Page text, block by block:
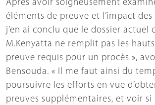
Après avoir soigneusement
éléments de preuve et l’impact
j’en ai conclu que le dossier actuel
M.Kenyatta ne remplit pas les
preuve requis pour un procès »,
Bensouda. « Il me faut ainsi du
poursuivre les efforts en vue
preuves supplémentaires, et voir si